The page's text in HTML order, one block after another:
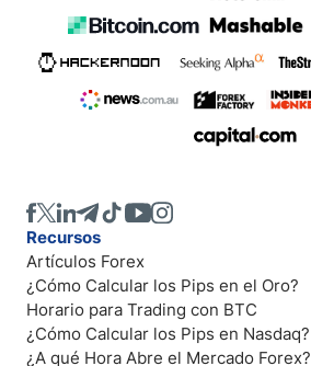
Recursos
Artículos Forex
¿Cómo Calcular los Pips en el Oro?
Horario para Trading con BTC
¿Cómo Calcular los Pips en Nasdaq?
¿A qué Hora Abre el Mercado Forex?